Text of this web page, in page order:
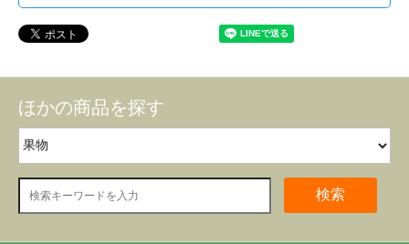
ほかの商品を探す
検索